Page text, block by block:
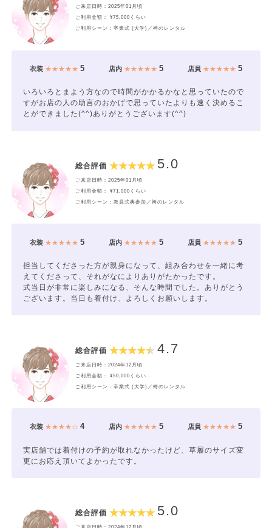
ご来店日時：2025年01月頃
ご利用金額： ¥75,000くらい
ご利用シーン：卒業式 (大学)／袴のレンタル
衣装★★★★★ 5 店内★★★★★ 5 店員 ★★★★★5
いろいろとまよう方なので時間がかかるかなと思っていたので
すがお店の人の助言のおかげで思っていたよりも速く決めるこ
とができました(^^)ありがとうございます(^^)
総合評価 5.0
ご来店日時：2025年01月頃
ご利用金額： ¥71,000くらい
ご利用シーン：教員式典参加／袴のレンタル
衣装★★★★★ 5 店内★★★★★ 5 店員 ★★★★★5
担当してくださった方が親身になって、組み合わせを一緒に考
えてくださって、それがなによりありがたかったです。
式当日が非常に楽しみになる、そんな時間でした。ありがとう
ございます。当日も着付け、よろしくお願いします。
総合評価 4.7
ご来店日時：2024年12月頃
ご利用金額： ¥50,000くらい
ご利用シーン：卒業式 (大学)／袴のレンタル
衣装★★★★☆ 4 店内★★★★★ 5 店員 ★★★★★5
実店舗では着付けの予約が取れなかったけど、草履のサイズ変
更にお応え頂いてよかったです。
総合評価 5.0